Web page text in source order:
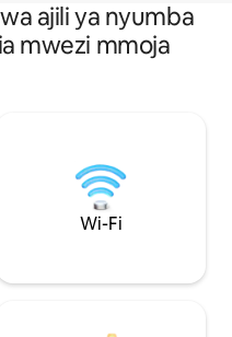
ajili ya nyumba
mwezi mmoja
Wi-Fi